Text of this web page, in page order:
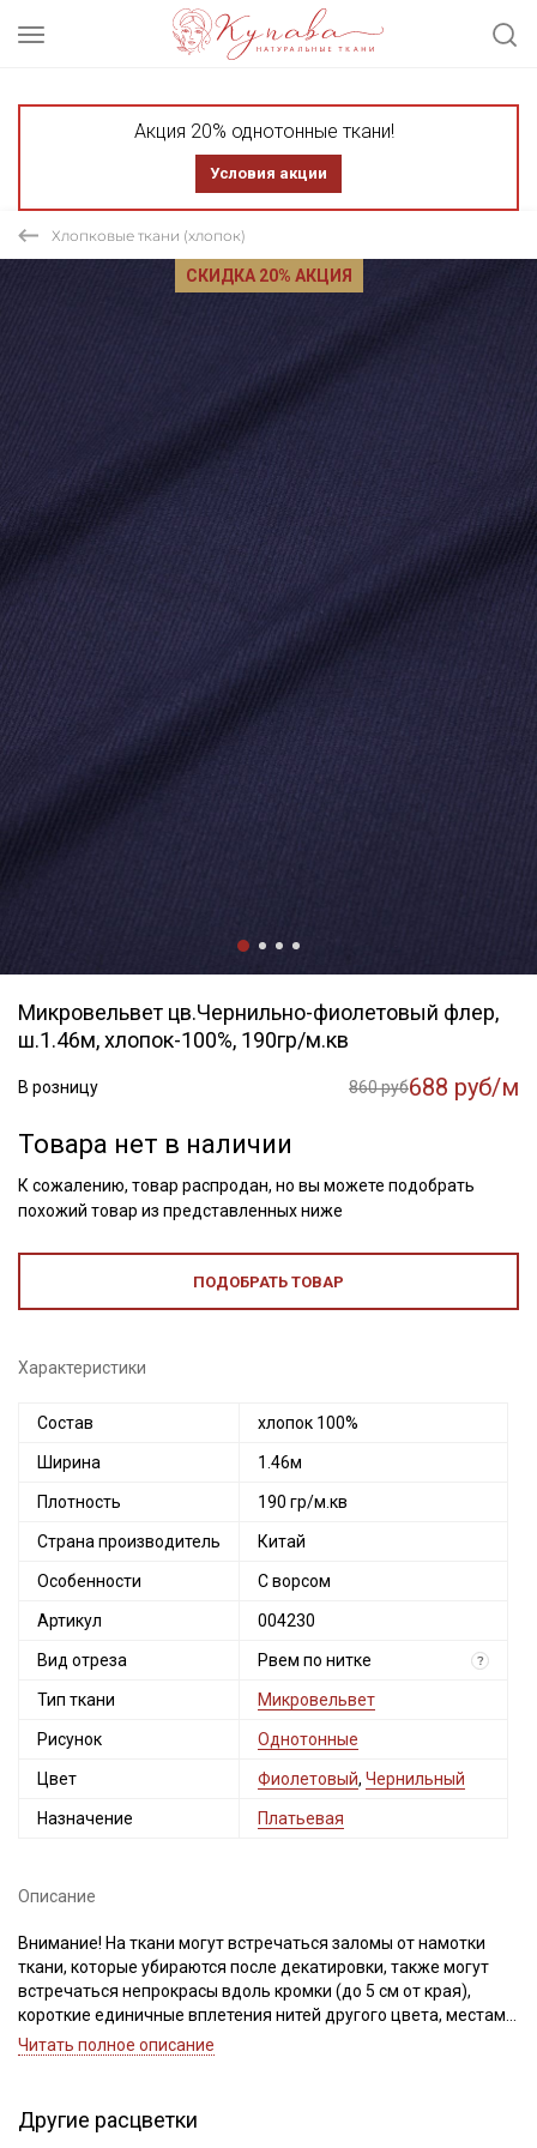
Акция 20% однотонные ткани!
Условия акции
Хлопковые ткани (хлопок)
СКИДКА 20% АКЦИЯ
Микровельвет цв.Чернильно-фиолетовый флер,
ш.1.46м, хлопок-100%, 190гр/м.кв
В розницу 860 руб688 руб/м
Товара нет в наличии
К сожалению, товар распродан, но вы можете подобрать
похожий товар из представленных ниже
ПОДОБРАТЬ ТОВАР
Характеристики
Состав хлопок 100%
Ширина 1.46м
Плотность 190 гр/м.кв
Страна производитель Китай
Особенности С ворсом
Артикул 004230
Вид отреза Рвем по нитке ?
Тип ткани Микровельвет
Рисунок Однотонные
Цвет Фиолетовый, Чернильный
Назначение Платьевая
Описание
Внимание! На ткани могут встречаться заломы от намотки
ткани, которые убираются после декатировки, также могут
встречаться непрокрасы вдоль кромки (до 5 см от края),
короткие единичные вплетения нитей другого цвета, местами
тон у кромки может быть темнее, ширина ткани ±2см.
Микровельвет - плотный, мягкий, приятный на ощупь
материал с бархатистой поверхностью. Лицевая сторона
Читать полное описание
Другие расцветки